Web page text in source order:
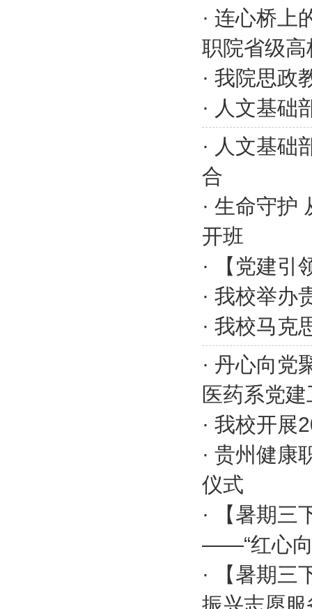
· 连心桥上
职院省级高
· 我院思政
· 人文基础
· 人文基础
合
· 生命守护
开班
·
【党建
· 我校举办
· 我校马克
· 丹心向党
医药系党
· 我校开展
· 贵州健康
仪式
·
【暑期
——“红心向
·
【暑期